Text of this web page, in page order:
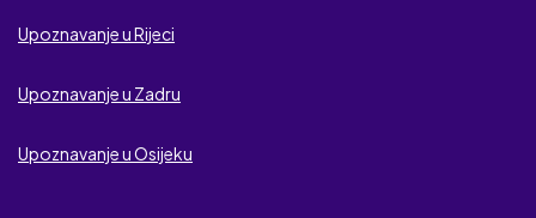
Upoznavanje u Rijeci
Upoznavanje u Zadru
Upoznavanje u Osijeku